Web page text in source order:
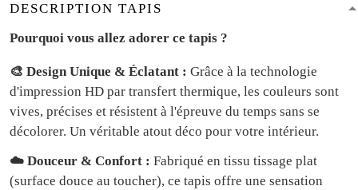
DESCRIPTION TAPIS
Pourquoi vous allez adorer ce tapis ?
🎨 Design Unique & Éclatant : Grâce à la technologie
d'impression HD par transfert thermique, les couleurs sont
vives, précises et résistent à l'épreuve du temps sans se
décolorer. Un véritable atout déco pour votre intérieur.
☁️ Douceur & Confort : Fabriqué en tissu tissage plat
(surface douce au toucher), ce tapis offre une sensation